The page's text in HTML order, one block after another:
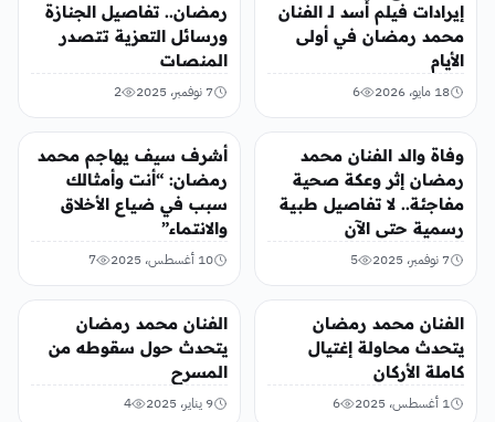
إيرادات فيلم أسد لـ الفنان
محمد رمضان في أولى
الأيام
18 مايو، 2026 6
رمضان.. تفاصيل الجنازة
ورسائل التعزية تتصدر
المنصات
7 نوفمبر، 2025 2
الفن
وفاة والد الفنان محمد
رمضان إثر وعكة صحية
مفاجئة.. لا تفاصيل طبية
رسمية حتى الآن
7 نوفمبر، 2025 5
الفن
أشرف سيف يهاجم محمد
رمضان: “أنت وأمثالك
سبب في ضياع الأخلاق
والانتماء”
10 أغسطس، 2025 7
الفن
الفنان محمد رمضان
يتحدث محاولة إغتيال
كاملة الأركان
1 أغسطس، 2025 6
الفن
الفنان محمد رمضان
يتحدث حول سقوطه من
المسرح
9 يناير، 2025 4